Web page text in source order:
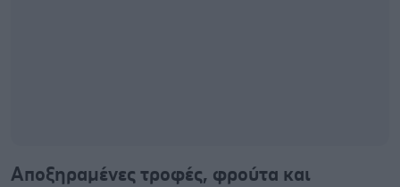
Αποξηραμένες τροφές, φρούτα και